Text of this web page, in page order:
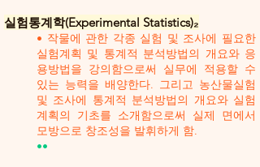
실험통계학(Experimental Statistics)₂
• 작물에 관한 각종 실험 및 조사에 필요한
실험계획 및 통계적 분석방법의 개요와 응
용방법을 강의함으로써 실무에 적용할 수
있는 능력을 배양한다. 그리고 농산물실험
및 조사에 통계적 분석방법의 개요와 실험
계획의 기초를 소개함으로써 실제 면에서
모방으로 창조성을 발휘하게 함.
••